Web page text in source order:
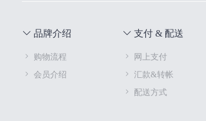
品牌介绍
购物流程
会员介绍
支付 & 配送
网上支付
汇款&转帐
配送方式